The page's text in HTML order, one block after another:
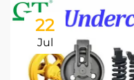
22
Jul